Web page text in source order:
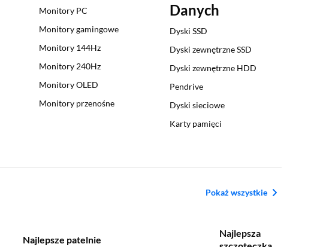
Monitory PC
Monitory gamingowe
Monitory 144Hz
Monitory 240Hz
Monitory OLED
Monitory przenośne
Danych
Dyski SSD
Dyski zewnętrzne SSD
Dyski zewnętrzne HDD
Pendrive
Dyski sieciowe
Karty pamięci
Pokaż wszystkie
Najlepsze patelnie
Najlepsza